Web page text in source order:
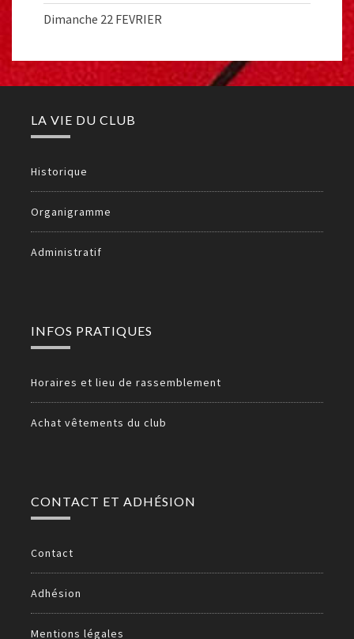
Dimanche 22 FEVRIER
LA VIE DU CLUB
Historique
Organigramme
Administratif
INFOS PRATIQUES
Horaires et lieu de rassemblement
Achat vêtements du club
CONTACT ET ADHÉSION
Contact
Adhésion
Mentions légales